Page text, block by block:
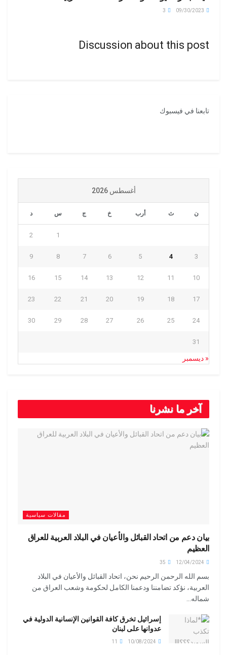
Discussion about this post
تابعنا في فيسبوك
أغسطس 2026
ن ث أرب خ ج س د
1
2
3
4
5
6
7
8
9
10
11
12
13
14
15
16
17
18
19
20
21
22
23
24
25
26
27
28
29
30
31
« ديسمبر
آخر ما نشرنا
مقالات سياسية
بيان دعم من اتحاد القبائل والأعيان في البلاد العربية للعراق
العظيم
بسم الله الرحمن الرحيم نحن، اتحاد القبائل والأعيان في البلاد
العربية، نؤكد تضامننا ودعمنا الكامل لحكومة وشعب العراق من
شماله...
إسرائيل تخرق كافة القوانين الإنسانية الدولية في
عدوانها على لبنان